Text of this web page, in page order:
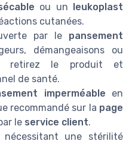
ou un leukoplast
cutanées.
par le pansement
démangeaisons ou
retirez le produit et
de santé.
imperméable en
recommandé sur la page
le service client.
nécessitant une stérilité